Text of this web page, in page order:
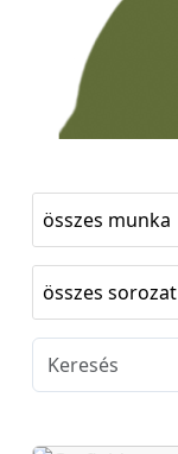
összes munka
összes sorozat